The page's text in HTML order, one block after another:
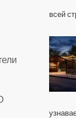
всей